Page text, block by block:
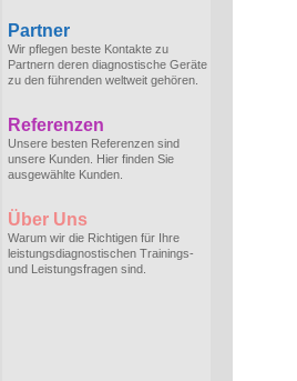
Partner
Wir pflegen beste Kontakte zu
Partnern deren diagnostische Geräte
zu den führenden weltweit gehören.
Referenzen
Unsere besten Referenzen sind
unsere Kunden. Hier finden Sie
ausgewählte Kunden.
Über Uns
Warum wir die Richtigen für Ihre
leistungsdiagnostischen Trainings-
und Leistungsfragen sind.